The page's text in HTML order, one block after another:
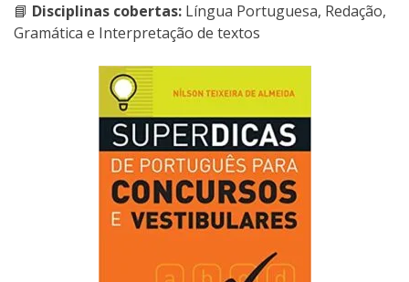
📘 Disciplinas cobertas: Língua Portuguesa, Redação,
Gramática e Interpretação de textos